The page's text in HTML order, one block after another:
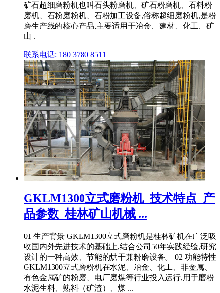
矿石超细磨粉机也叫石头粉磨机、矿石粉磨机、石料粉
磨机、石粉磨粉机、石粉加工设备,俗称超细磨粉机,是粉
磨生产线的核心产品,主要适用于冶金、建材、化工、矿
山 .
联系电话: 180 3780 8511
GKLM1300立式磨粉机_技术特点_产
品参数_桂林矿山机械 ...
01 生产背景 GKLM1300立式磨粉机是桂林矿机在广泛吸
收国内外先进技术的基础上,结合公司50年实践经验,研究
设计的一种高效、节能的烘干兼粉磨设备。 02 功能特性
GKLM1300立式磨粉机在水泥、冶金、化工、非金属、
有色金属矿的粉磨、电厂磨煤等行业投入运行,用于磨粉
水泥生料、熟料（矿渣）、煤 ...